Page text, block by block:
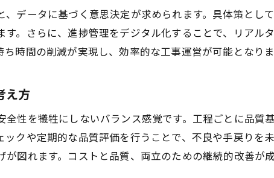
長期的な視点で考えるプラント工事の経費管理
プラント工事の経費を抑える持続可能な選択
資材調達が変えるプラント工事のコスト戦略
効率的な資材管理でプラント工事費用を削減
プラント工事のコスト戦略に必要な資材選定
物流最適化がプラント工事コストに与える効果
データに基づく意思決定が求められます。具体策とし
す。さらに、進捗管理をデジタル化することで、リアル
時間の削減が実現し、効率的な工事運営が可能となり
え方
性を犠牲にしないバランス感覚です。工程ごとに品質
クや定期的な品質評価を行うことで、不良や手戻りを
図れます。コストと品質、両立のための継続的改善が